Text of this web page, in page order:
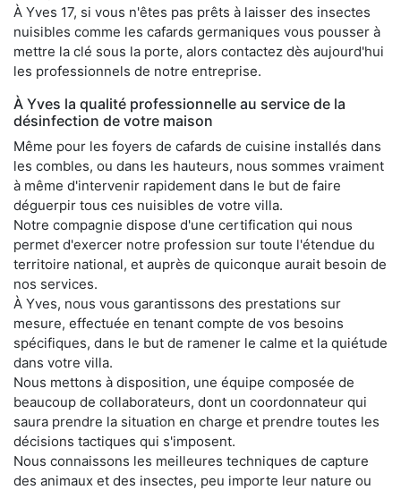
À Yves 17, si vous n'êtes pas prêts à laisser des insectes
nuisibles comme les cafards germaniques vous pousser à
mettre la clé sous la porte, alors contactez dès aujourd'hui
les professionnels de notre entreprise.
À Yves la qualité professionnelle au service de la
désinfection de votre maison
Même pour les foyers de cafards de cuisine installés dans
les combles, ou dans les hauteurs, nous sommes vraiment
à même d'intervenir rapidement dans le but de faire
déguerpir tous ces nuisibles de votre villa.
Notre compagnie dispose d'une certification qui nous
permet d'exercer notre profession sur toute l'étendue du
territoire national, et auprès de quiconque aurait besoin de
nos services.
À Yves, nous vous garantissons des prestations sur
mesure, effectuée en tenant compte de vos besoins
spécifiques, dans le but de ramener le calme et la quiétude
dans votre villa.
Nous mettons à disposition, une équipe composée de
beaucoup de collaborateurs, dont un coordonnateur qui
saura prendre la situation en charge et prendre toutes les
décisions tactiques qui s'imposent.
Nous connaissons les meilleures techniques de capture
des animaux et des insectes, peu importe leur nature ou